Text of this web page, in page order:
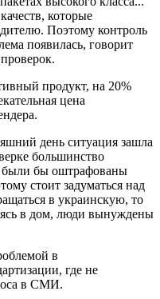
которые
Поэтому контроль
появилась, говорит
продукт, на 20%
цена
день ситуация зашла
большинство
были бы оштрафованы
стоит задуматься над
в украинскую, то
в дом, люди вынуждены
в
где не
в СМИ.